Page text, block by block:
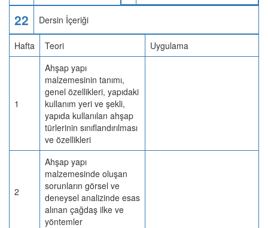
22 Dersin İçeriği
Hafta Teori Uygulama
1
Ahşap yapı
malzemesinin tanımı,
genel özellikleri, yapıdaki
kullanım yeri ve şekli,
yapıda kullanılan ahşap
türlerinin sınıflandırılması
ve özellikleri
2
Ahşap yapı
malzemesinde oluşan
sorunların görsel ve
deneysel analizinde esas
alınan çağdaş ilke ve
yöntemler